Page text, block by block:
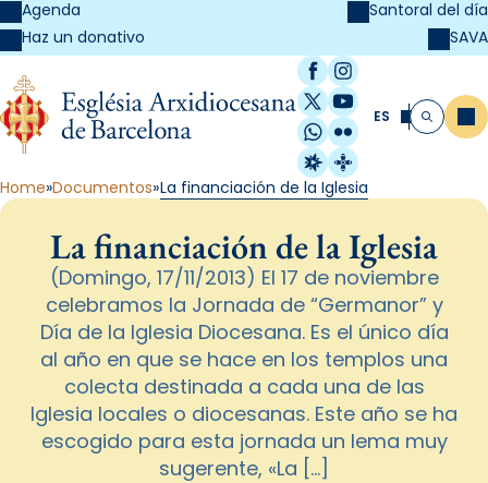
Agenda
Haz un donativo
Santoral del día
SAVA
Facebook
Instagram
X / Twitter
YouTube
WhatsApp
Flickr
Radio Estel
Catalunya
ES Buscar
Home Documentos La financiación de la Iglesia
La financiación de la Iglesia
(Domingo, 17/11/2013) El 17 de noviembre
celebramos la Jornada de “Germanor” y
Día de la Iglesia Diocesana. Es el único día
al año en que se hace en los templos una
colecta destinada a cada una de las
Iglesia locales o diocesanas. Este año se ha
escogido para esta jornada un lema muy
sugerente, «La […]